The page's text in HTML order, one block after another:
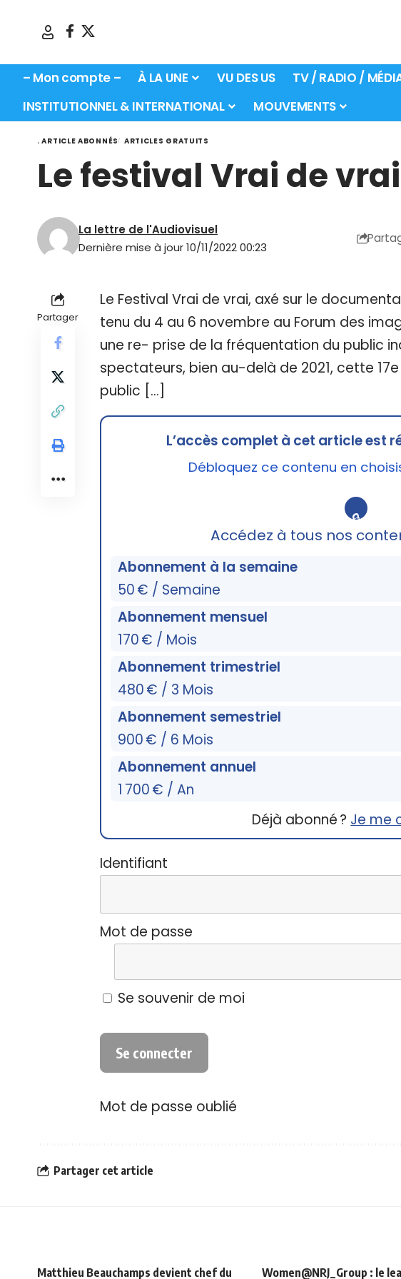
– Mon compte – À LA UNE VU DES US TV / RADIO /
INSTITUTIONNEL & INTERNATIONAL
MOUVEMENTS
. ARTICLE ABONNÉS ARTICLES GRATUITS
Le festival Vrai de
Dernière mise à jour 10/11/2022 00:23
La lettre de l'Audiovisuel
Partager
Le Festival Vrai de vrai, axé sur le
tenu du 4 au 6 novembre au Forum des
une re- prise de la fréquentation du public
spectateurs, bien au-delà de 2021, cette
public […]
L’accès complet à cet article est
Débloquez ce contenu en
🔒
Accédez à tous nos
Abonnement à la semaine
50 € / Semaine
Abonnement mensuel
170 € / Mois
Abonnement trimestriel
480 € / 3 Mois
Abonnement semestriel
900 € / 6 Mois
Abonnement annuel
1 700 € / An
Déjà abonné ? Je me
Identifiant
Mot de passe
Se souvenir de moi
Mot de passe oublié
Partager cet article
Matthieu Beauchamps devient chef du Women@NRJ_Group : le